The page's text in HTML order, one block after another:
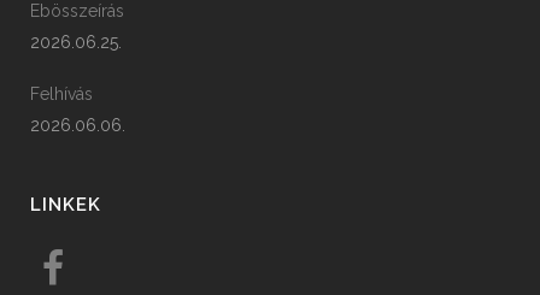
Ebösszeírás
2026.06.25.
Felhívás
2026.06.06.
LINKEK